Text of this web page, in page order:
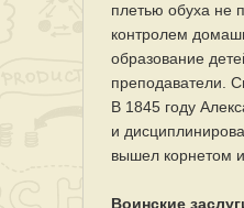
плетью обуха не
контролем
образование
преподаватели.
В 1845 году
и
вышел корнетом
Воинские